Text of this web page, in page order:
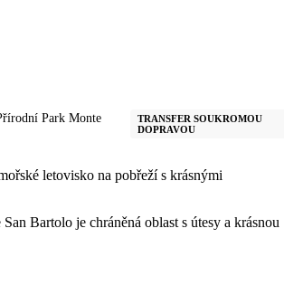
Park Monte
TRANSFER SOUKROMOU
DOPRAVOU
letovisko na pobřeží s krásnými
Bartolo je chráněná oblast s útesy a krásnou